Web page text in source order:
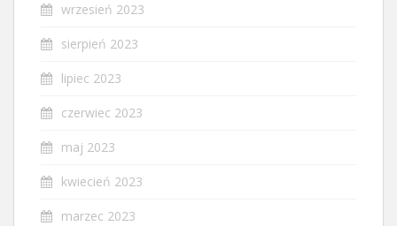
wrzesień 2023
sierpień 2023
lipiec 2023
czerwiec 2023
maj 2023
kwiecień 2023
marzec 2023